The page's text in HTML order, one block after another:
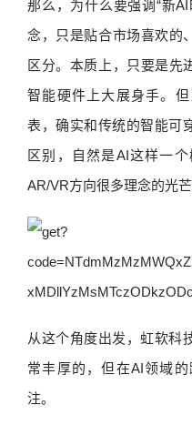
那么，为什么要强调“新
念，只是贴合市场喜欢的
区分。本质上，只要是先
智能硬件上大展身手。
表，确实和传统的智能可
区别，自然是AI这样一
AR/VR方向很多理念的光芒
从这个角度出发，虹软科
常丰厚的，但在AI领域
注。